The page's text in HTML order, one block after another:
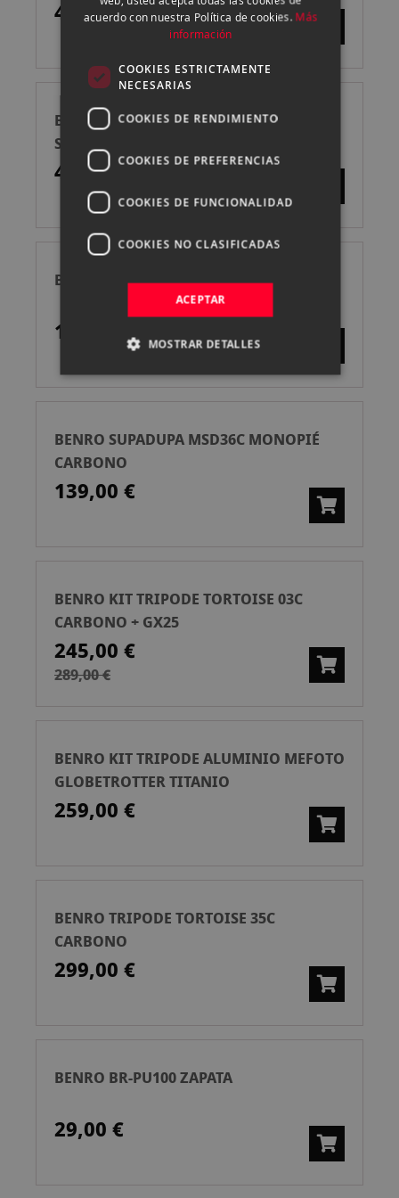
409,00 €
BENRO ZAPATA RAPIDA ROTULA VIDEO
S6 PRO
49,00 €
BENRO PHVF2 VIDEO/FOTO RÓTULA
189,00 €
BENRO SUPADUPA MSD36C MONOPIÉ
CARBONO
139,00 €
BENRO KIT TRIPODE TORTOISE 03C
CARBONO + GX25
245,00 €
289,00 €
BENRO KIT TRIPODE ALUMINIO MEFOTO
GLOBETROTTER TITANIO
259,00 €
BENRO TRIPODE TORTOISE 35C
CARBONO
299,00 €
BENRO BR-PU100 ZAPATA
29,00 €
CATALAN
acuerdo con nuestra Política de cookies. Más
información
COOKIES ESTRICTAMENTE
NECESARIAS
COOKIES DE RENDIMIENTO
COOKIES DE PREFERENCIAS
COOKIES DE FUNCIONALIDAD
COOKIES NO CLASIFICADAS
ACEPTAR
MOSTRAR DETALLES